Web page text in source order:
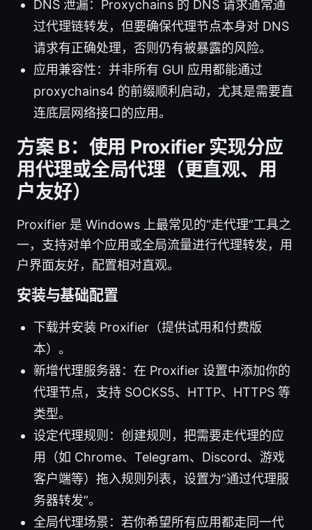
DNS 泄漏：Proxychains 的 DNS 请求通常通
过代理链转发，但要确保代理节点本身对 DNS
请求有正确处理，否则仍有被暴露的风险。
应用兼容性：并非所有 GUI 应用都能通过
proxychains4 的前缀顺利启动，尤其是需要直
连底层网络接口的应用。
方案 B：使用 Proxifier 实现分应
用代理或全局代理（更直观、用
户友好）
Proxifier 是 Windows 上最常见的“走代理”工具之
一，支持对单个应用或全局流量进行代理转发，用
户界面友好，配置相对直观。
安装与基础配置
下载并安装 Proxifier（提供试用和付费版
本）。
新增代理服务器：在 Proxifier 设置中添加你的
代理节点，支持 SOCKS5、HTTP、HTTPS 等
类型。
设定代理规则：创建规则，把需要走代理的应
用（如 Chrome、Telegram、Discord、游戏
客户端等）拖入规则列表，设置为“通过代理服
务器转发”。
全局代理场景：若你希望所有应用都走同一代